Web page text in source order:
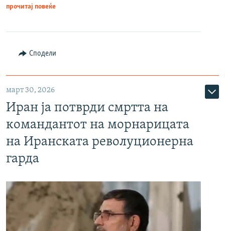
прочитај повеќе
Сподели
март 30, 2026
Иран ја потврди смртта на
командантот на морнарицата
на Иранската револуционерна
гарда